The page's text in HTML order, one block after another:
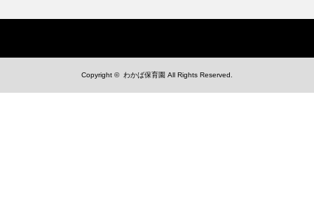
Copyright © わかば保育園 All Rights Reserved.